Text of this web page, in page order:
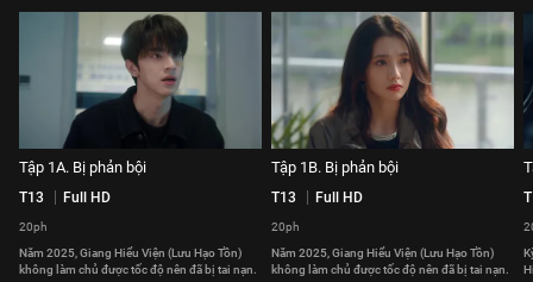
Tập 1A. Bị phản bội
T13 Full HD
20ph
Năm 2025, Giang Hiểu Viện (Lưu Hạo Tồn)
không làm chủ được tốc độ nên đã bị tai nạn.
Tập 1B. Bị phản bội
T13 Full HD
20ph
Năm 2025, Giang Hiểu Viện (Lưu Hạo Tồn)
không làm chủ được tốc độ nên đã bị tai nạn.